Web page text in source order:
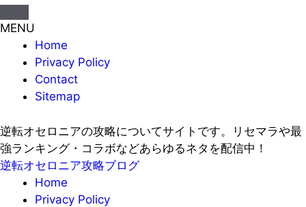
MENU
Home
Privacy Policy
Contact
Sitemap
逆転オセロニアの攻略についてサイトです。リセマラや最
強ランキング・コラボなどあらゆるネタを配信中！
逆転オセロニア攻略ブログ
Home
Privacy Policy